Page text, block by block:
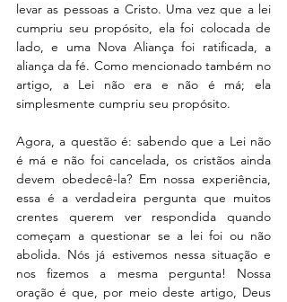
levar as pessoas a Cristo. Uma vez que a lei
cumpriu seu propósito, ela foi colocada de
lado, e uma Nova Aliança foi ratificada, a
aliança da fé. Como mencionado também no
artigo, a Lei não era e não é má; ela
simplesmente cumpriu seu propósito.
Agora, a questão é: sabendo que a Lei não
é má e não foi cancelada, os cristãos ainda
devem obedecê-la? Em nossa experiência,
essa é a verdadeira pergunta que muitos
crentes querem ver respondida quando
começam a questionar se a lei foi ou não
abolida. Nós já estivemos nessa situação e
nos fizemos a mesma pergunta! Nossa
oração é que, por meio deste artigo, Deus